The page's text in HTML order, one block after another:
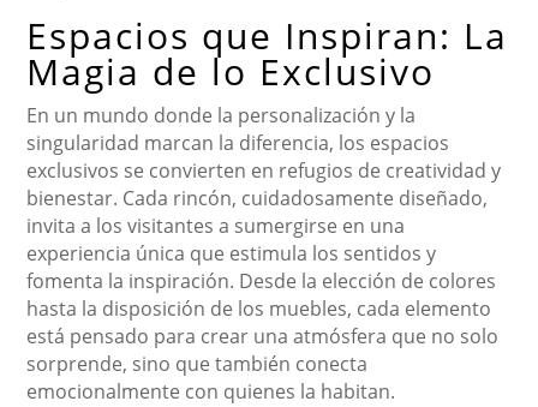
Espacios que Inspiran: La
Magia de lo Exclusivo
En un mundo donde la personalización y la
singularidad marcan la diferencia, los espacios
exclusivos se convierten en refugios de creatividad y
bienestar. Cada rincón, cuidadosamente diseñado,
invita a los visitantes a sumergirse en una
experiencia única que estimula los sentidos y
fomenta la inspiración. Desde la elección de colores
hasta la disposición de los muebles, cada elemento
está pensado para crear una atmósfera que no solo
sorprende, sino que también conecta
emocionalmente con quienes la habitan.